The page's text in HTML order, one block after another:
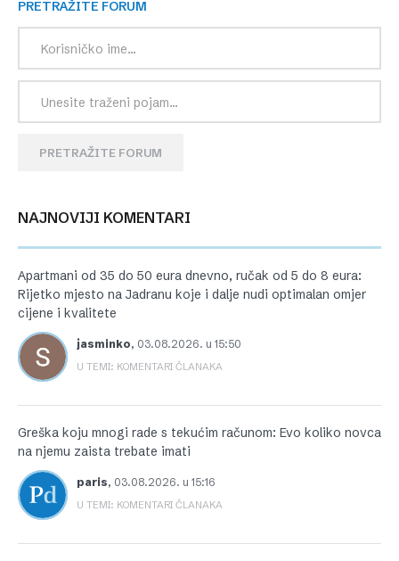
PRETRAŽITE FORUM
PRETRAŽITE FORUM
NAJNOVIJI KOMENTARI
Apartmani od 35 do 50 eura dnevno, ručak od 5 do 8 eura:
Rijetko mjesto na Jadranu koje i dalje nudi optimalan omjer
cijene i kvalitete
jasminko, 03.08.2026. u 15:50
U TEMI: KOMENTARI ČLANAKA
Greška koju mnogi rade s tekućim računom: Evo koliko novca
na njemu zaista trebate imati
paris, 03.08.2026. u 15:16
U TEMI: KOMENTARI ČLANAKA